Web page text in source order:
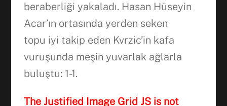
beraberliği yakaladı. Hasan Hüseyin
Acar’ın ortasında yerden seken
topu iyi takip eden Kvrzic’in kafa
vuruşunda meşin yuvarlak ağlarla
buluştu: 1-1.
The Justified Image Grid JS is not